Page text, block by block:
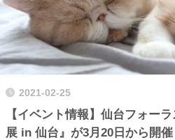
2021-02-25
【イベント情報】仙台フォー
展 in 仙台』が3月20日から開催